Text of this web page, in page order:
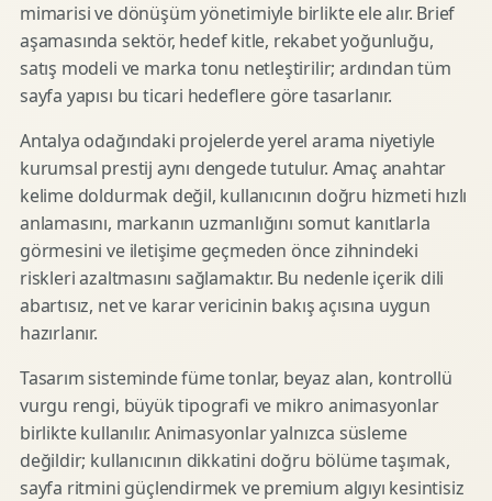
mimarisi ve dönüşüm yönetimiyle birlikte ele alır. Brief
aşamasında sektör, hedef kitle, rekabet yoğunluğu,
satış modeli ve marka tonu netleştirilir; ardından tüm
sayfa yapısı bu ticari hedeflere göre tasarlanır.
Antalya odağındaki projelerde yerel arama niyetiyle
kurumsal prestij aynı dengede tutulur. Amaç anahtar
kelime doldurmak değil, kullanıcının doğru hizmeti hızlı
anlamasını, markanın uzmanlığını somut kanıtlarla
görmesini ve iletişime geçmeden önce zihnindeki
riskleri azaltmasını sağlamaktır. Bu nedenle içerik dili
abartısız, net ve karar vericinin bakış açısına uygun
hazırlanır.
Tasarım sisteminde füme tonlar, beyaz alan, kontrollü
vurgu rengi, büyük tipografi ve mikro animasyonlar
birlikte kullanılır. Animasyonlar yalnızca süsleme
değildir; kullanıcının dikkatini doğru bölüme taşımak,
sayfa ritmini güçlendirmek ve premium algıyı kesintisiz